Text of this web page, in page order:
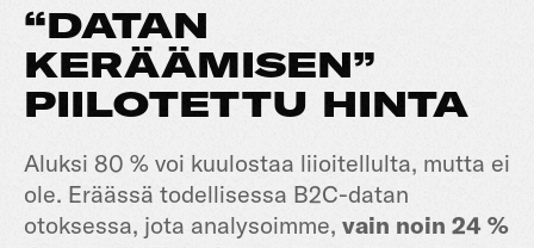
“DATAN
KERÄÄMISEN”
PIILOTETTU HINTA
Aluksi 80 % voi kuulostaa liioitellulta, mutta ei
ole. Eräässä todellisessa B2C-datan
otoksessa, jota analysoimme, vain noin 24 %